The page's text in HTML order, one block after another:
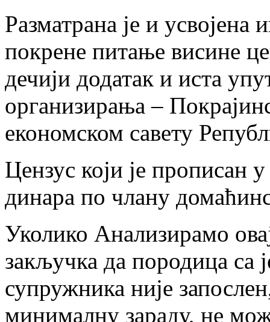
Разматрана је и усвојена
покрене питање висине
дечији додатак и иста
организирања –
економском савету
Цензус који је прописан
динара по члану
Уколико Анализирамо
закључка да породица са
супружника није
минималну зараду, не